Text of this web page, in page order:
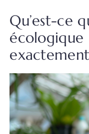
Qu’est-ce